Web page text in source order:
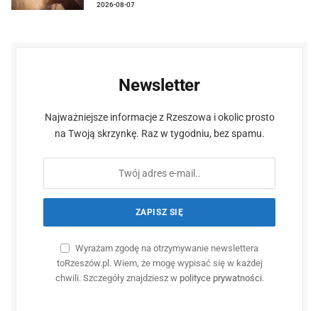
2026-08-07
Newsletter
Najważniejsze informacje z Rzeszowa i okolic prosto
na Twoją skrzynkę. Raz w tygodniu, bez spamu.
Wyrażam zgodę na otrzymywanie newslettera
toRzeszów.pl. Wiem, że mogę wypisać się w każdej
chwili. Szczegóły znajdziesz w polityce prywatności.